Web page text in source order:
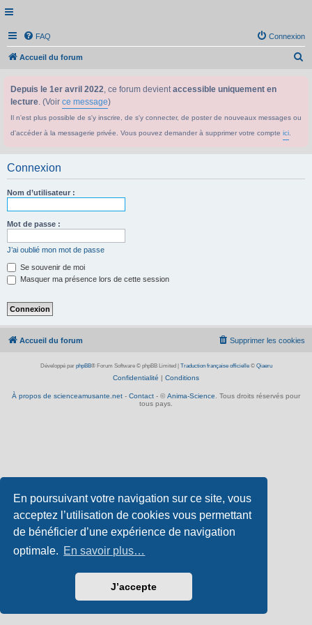
En poursuivant votre navigation sur ce site, vous
acceptez l’utilisation de cookies vous permettant
de bénéficier d’une expérience de navigation
optimale. En savoir plus…
J’accepte
FAQ Connexion
Accueil du forum
Depuis le 1er avril 2022, ce forum devientaccessible uniquement en
lecture. (Voir ce message)
Il n'est plus possible de s'y inscrire, de s'y connecter, de poster de nouveaux messages ou
d'accéder à la messagerie privée. Vous pouvez demander à supprimer votre compte ici
Connexion
Nom d’utilisateur :
Mot de passe :
J’ai oublié mon mot de passe
Se souvenir de moi
Masquer ma présence lors de cette session
Accueil du forum Supprimer les cookies
Développé par phpBB® Forum Software © phpBB Limited Traduction française officielle© Qiaeru
Confidentialité | Conditions
À propos de scienceamusante.net - Contact - © Anima-Science . Tous droits réservés pour
tous pays.